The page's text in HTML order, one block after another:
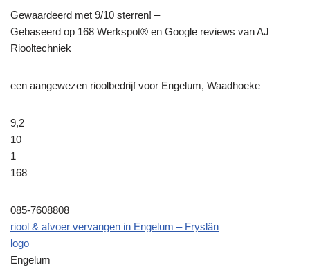
Gewaardeerd met 9/10 sterren! –
Gebaseerd op 168 Werkspot® en Google reviews van AJ
Riooltechniek
een aangewezen rioolbedrijf voor Engelum, Waadhoeke
9,2
10
1
168
085-7608808
riool & afvoer vervangen in Engelum – Fryslân
logo
Engelum